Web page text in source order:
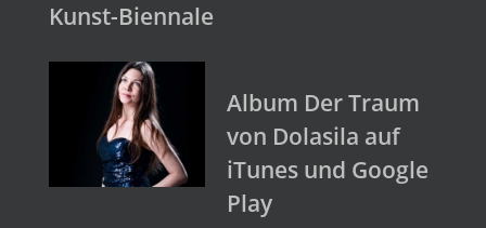
Kunst-Biennale
Album Der Traum
von Dolasila auf
iTunes und Google
Play